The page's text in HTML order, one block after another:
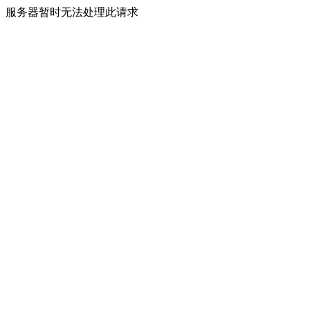
服务器暂时无法处理此请求